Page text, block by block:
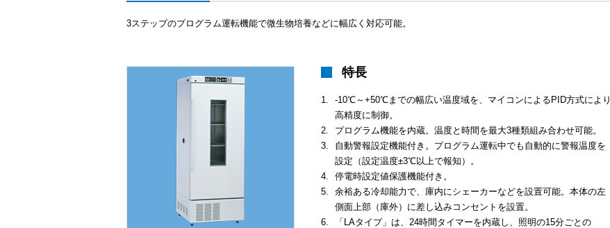
3ステップのプログラム運転機能で微生物培養などに幅広く対応可能。
特長
1.
-10℃～+50℃までの幅広い温度域を、マイコンによるPID方式により
高精度に制御。
2.
プログラム機能を内蔵。温度と時間を最大3種類組み合わせ可能。
3.
自動警報設定機能付き。プログラム運転中でも自動的に警報温度を
設定（設定温度±3℃以上で報知）。
4.
停電時設定値保護機能付き。
5.
余裕ある冷却能力で、庫内にシェーカーなどを設置可能。本体の左
側面上部（庫外）に差し込みコンセントを設置。
6.
「LAタイプ」は、24時間タイマーを内蔵し、照明の15分ごとの